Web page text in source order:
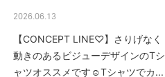
2026.06.13
【CONCEPT LINE♡】さりげなく
動きのあるビジューデザインのTシ
ャツオススメです☺︎Tシャツでカ...